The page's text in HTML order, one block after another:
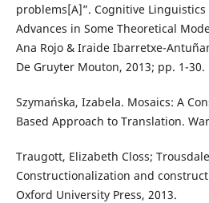
problems[A]”. Cognitive
Advances in Some Theoretical
Ana Rojo & Iraide Ibarretxe-
De Gruyter Mouton, 2013; pp. 1-30.
Szymańska, Izabela. Mosaics: A
Based Approach to Translation.
Traugott, Elizabeth Closs;
Constructionalization and
Oxford University Press, 2013.